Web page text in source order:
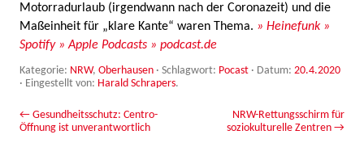
Motorradurlaub (irgendwann nach der Coronazeit) und die
Maßeinheit für „klare Kante“ waren Thema. » Heinefunk »
Spotify » Apple Podcasts » podcast.de
Kategorie: NRW, Oberhausen · Schlagwort: Pocast · Datum: 20.4.2020
· Eingestellt von: Harald Schrapers.
Beitrags-Navigation
← Gesundheitsschutz: Centro-
Öffnung ist unverantwortlich
NRW-Rettungsschirm für
soziokulturelle Zentren →